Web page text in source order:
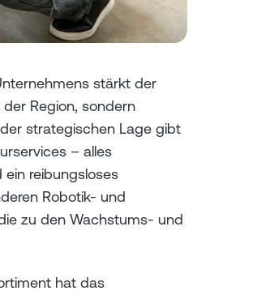
stärkt der
Region, sondern
strategischen Lage gibt
– alles
reibungsloses
Robotik- und
zu den Wachstums- und
hat das